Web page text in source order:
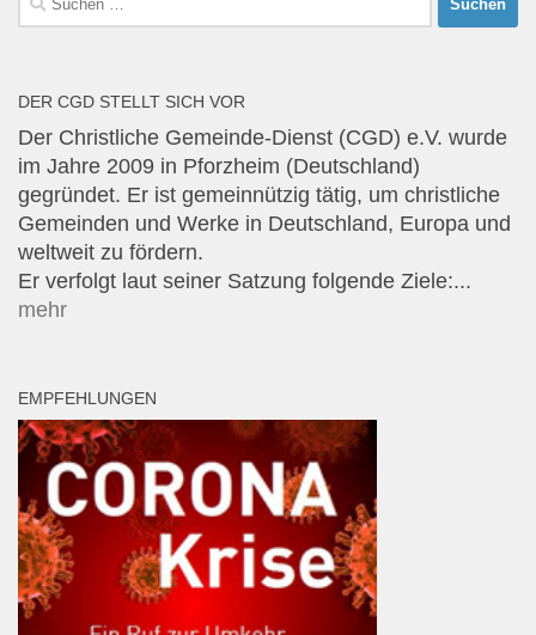
nach:
DER CGD STELLT SICH VOR
Der Christliche Gemeinde-Dienst (CGD) e.V. wurde
im Jahre 2009 in Pforzheim (Deutschland)
gegründet. Er ist gemeinnützig tätig, um christliche
Gemeinden und Werke in Deutschland, Europa und
weltweit zu fördern.
Er verfolgt laut seiner Satzung folgende Ziele:...
mehr
EMPFEHLUNGEN